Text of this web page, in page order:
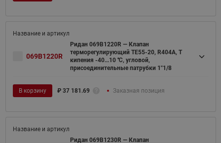
069B1220R
Ридан 069B1220R — Клапан
терморегулирующий TE55-20, R404A, T
кипения -40...10 ℃, угловой,
присоединительные патрубки 1"1/8
В корзину ₽ 37 181.69 Заказная позиция
Ридан 069B1230R — Клапан